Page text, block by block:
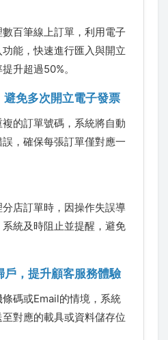
百筆線上訂單，利用電子
能，快速進行匯入與開立
升超過50%。
避免多次開立電子發票
的訂單號碼，系統將自動
，確保每張訂單僅對應一
店訂單時，因操作失誤導
統及時阻止並提醒，避免
戶，提升顧客服務體驗
碼或Email的情境，系統
對應的載具或資料儲存位